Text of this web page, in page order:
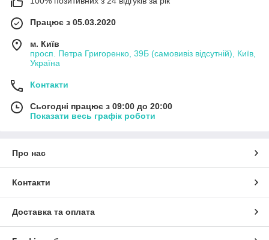
Працює з 05.03.2020
м. Київ
просп. Петра Григоренко, 39Б (самовивіз відсутній), Київ,
Україна
Контакти
Сьогодні працює з 09:00 до 20:00
Показати весь графік роботи
Про нас
Контакти
Доставка та оплата